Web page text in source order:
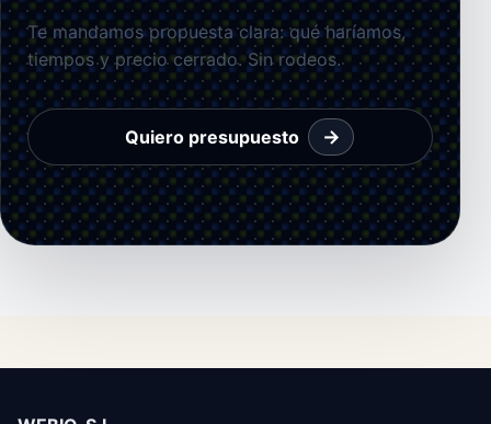
Te mandamos propuesta clara: qué haríamos,
tiempos y precio cerrado. Sin rodeos.
Quiero presupuesto →